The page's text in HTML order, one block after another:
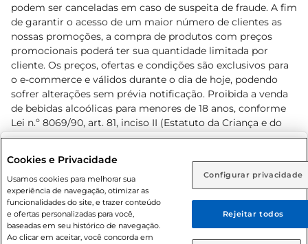
Rio de Janeiro (RJ) Goiás (GO)
Ou
Caso queira comprar online, informe como deseja receber
suas compras:
podem ser canceladas em caso de suspeita de fraude. A fim
de garantir o acesso de um maior número de clientes as
nossas promoções, a compra de produtos com preços
promocionais poderá ter sua quantidade limitada por
cliente. Os preços, ofertas e condições são exclusivos para
o e-commerce e válidos durante o dia de hoje, podendo
sofrer alterações sem prévia notificação. Proibida a venda
de bebidas alcoólicas para menores de 18 anos, conforme
Lei n.º 8069/90, art. 81, inciso II (Estatuto da Criança e do
Adolescente). Preços e condições exclusivos para o
prévio. O valor mínimo para as compras on-line é de R$
80,00.
Cookies e Privacidade
Usamos cookies para melhorar sua
experiência de navegação, otimizar as
funcionalidades do site, e trazer conteúdo
e ofertas personalizadas para você,
baseadas em seu histórico de navegação.
Ao clicar em aceitar, você concorda em
Configurar privacidade
Rejeitar todos